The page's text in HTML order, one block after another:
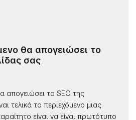
θα απογειώσει το
σας
απογειώσει το SEO της
τελικά το περιεχόμενο μιας
είναι να είναι πρωτότυπο